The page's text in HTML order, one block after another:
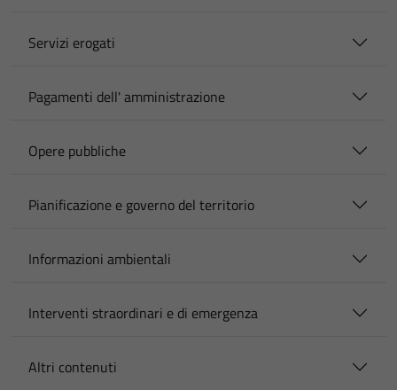
Servizi erogati
Pagamenti dell' amministrazione
Opere pubbliche
Pianificazione e governo del territorio
Informazioni ambientali
Interventi straordinari e di emergenza
Altri contenuti